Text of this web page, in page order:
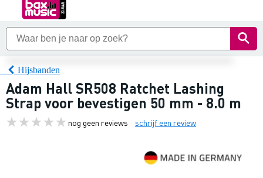
Hijsbanden
Adam Hall SR508 Ratchet Lashing
Strap voor bevestigen 50 mm - 8.0 m
nog geen reviews schrijf een review